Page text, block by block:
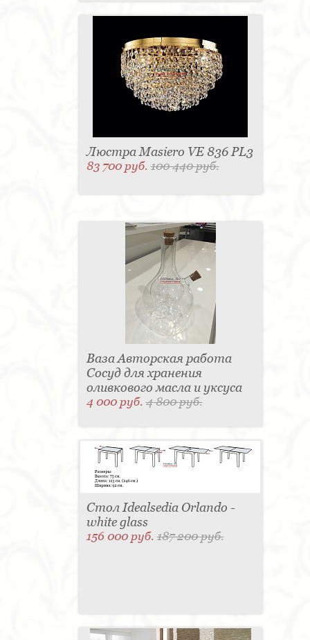
Люстра Masiero VE 836 PL3
83 700 руб.100 440 руб.
Ваза Авторская работа
Сосуд для хранения
оливкового масла и уксуса
4 000 руб.4 800 руб.
Стол Idealsedia Orlando -
white glass
156 000 руб.187 200 руб.